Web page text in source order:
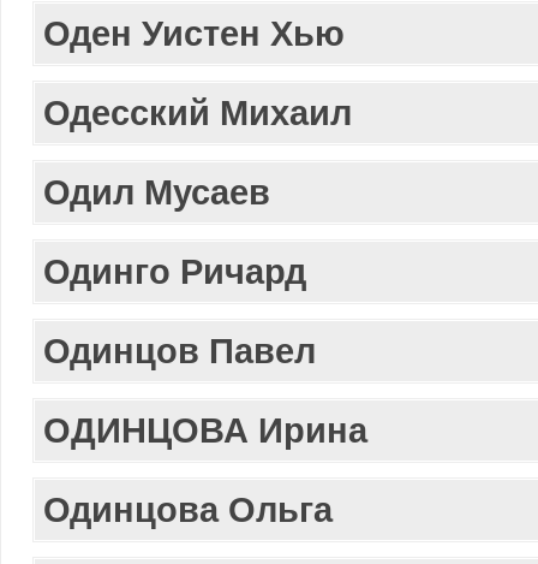
Оден Уистен Хью
Одесский Михаил
Одил Мусаев
Одинго Ричард
Одинцов Павел
ОДИНЦОВА Ирина
Одинцова Ольга